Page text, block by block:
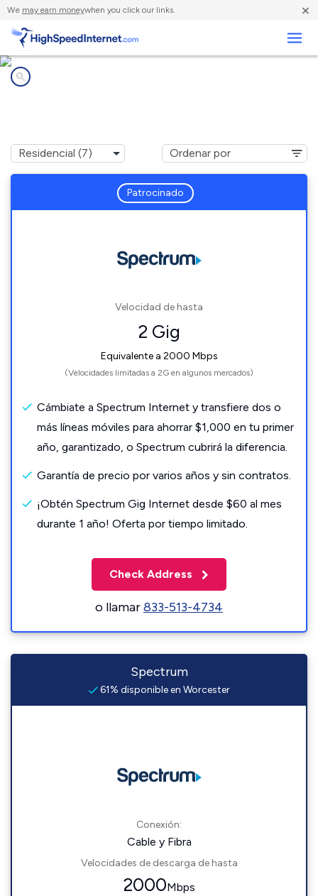
We may earn moneywhen you click our links. ×
Patrocinado
Velocidad de hasta
2 Gig
Equivalente a 2000 Mbps
(Velocidades limitadas a 2G en algunos mercados)
Cámbiate a Spectrum Internet y transfiere dos o
más líneas móviles para ahorrar $1,000 en tu primer
año, garantizado, o Spectrum cubrirá la diferencia.
Garantía de precio por varios años y sin contratos.
¡Obtén Spectrum Gig Internet desde $60 al mes
durante 1 año! Oferta por tiempo limitado.
Check Address
o llamar833-513-4734
Spectrum
61% disponible en Worcester
Conexión:
Cable y Fibra
Velocidades de descarga de hasta
2000Mbps